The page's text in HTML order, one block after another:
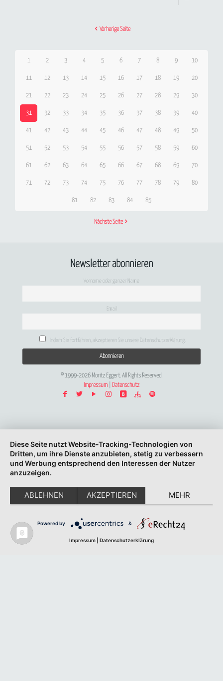
Vorherige Seite
1 2 3 4 5 6 7 8 9 10
11 12 13 14 15 16 17 18 19 20
21 22 23 24 25 26 27 28 29 30
31 32 33 34 35 36 37 38 39 40
41 42 43 44 45 46 47 48 49 50
51 52 53 54 55 56 57 58 59 60
61 62 63 64 65 66 67 68 69 70
71 72 73 74 75 76 77 78 79 80
81 82 83 84 85
Nächste Seite
Newsletter abonnieren
Vorname oder ganzer Name
Email
Indem Sie fortfahren, akzeptieren Sie unsere Datenschutzerklärung.
© 1999-2026 Moritz Eggert. All Rights Reserved.
Impressum
Datenschutz
Diese Seite nutzt Website-Tracking-Technologien von
Dritten, um ihre Dienste anzubieten, stetig zu verbessern
und Werbung entsprechend den Interessen der Nutzer
anzuzeigen.
ABLEHNEN AKZEPTIEREN MEHR
Powered by &
Impressum Datenschutzerklärung